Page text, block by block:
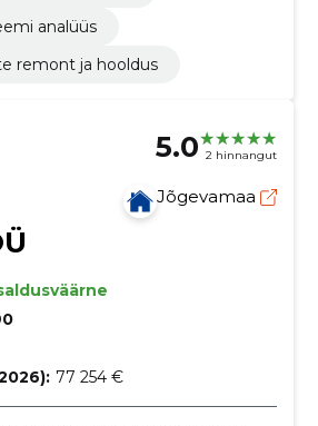
analüüs
remont ja hooldus
5.0 2 hinnangut
Jõgevamaa
77 254 €